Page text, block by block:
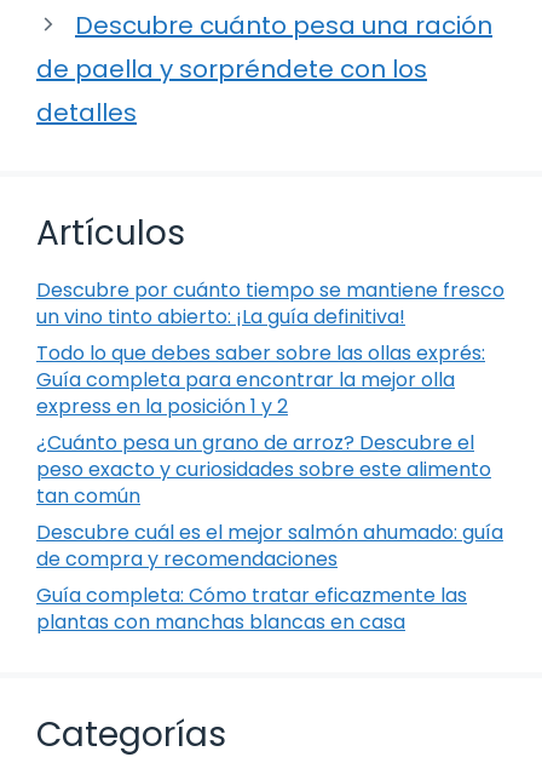
Descubre cuánto pesa una ración
de paella y sorpréndete con los
detalles
Artículos
Descubre por cuánto tiempo se mantiene fresco
un vino tinto abierto: ¡La guía definitiva!
Todo lo que debes saber sobre las ollas exprés:
Guía completa para encontrar la mejor olla
express en la posición 1 y 2
¿Cuánto pesa un grano de arroz? Descubre el
peso exacto y curiosidades sobre este alimento
tan común
Descubre cuál es el mejor salmón ahumado: guía
de compra y recomendaciones
Guía completa: Cómo tratar eficazmente las
plantas con manchas blancas en casa
Categorías